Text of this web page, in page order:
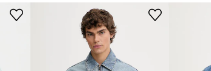
Marka